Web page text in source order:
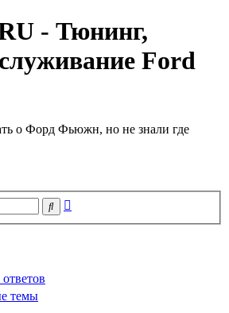
- Тюнинг,
Ford
о Форд Фьюжн, но не знали где
Поиск
темы